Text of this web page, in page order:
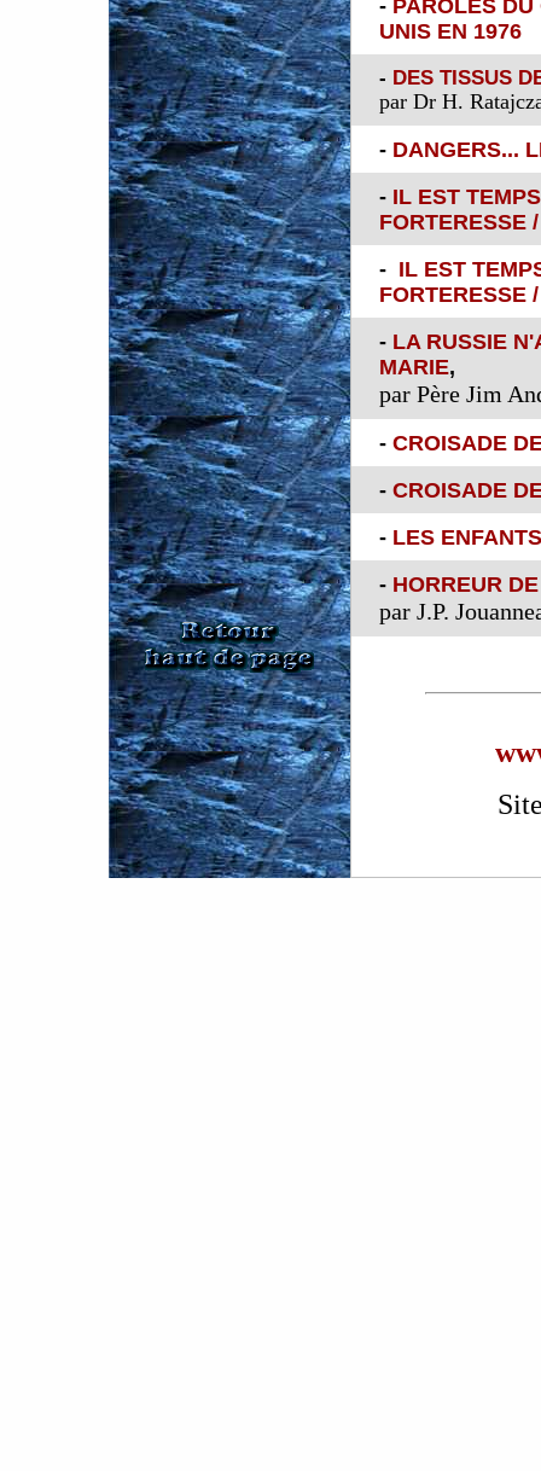
- PAROLES
UNIS EN 1976
- DES TISSUS
par Dr H.
- DANGERS...
- IL EST
FORTERESSE
- IL EST
FORTERESSE
- LA RUSSIE
MARIE,
par Père Jim
- CROISADE
- CROISADE
- LES
- HORREUR
par J.P.